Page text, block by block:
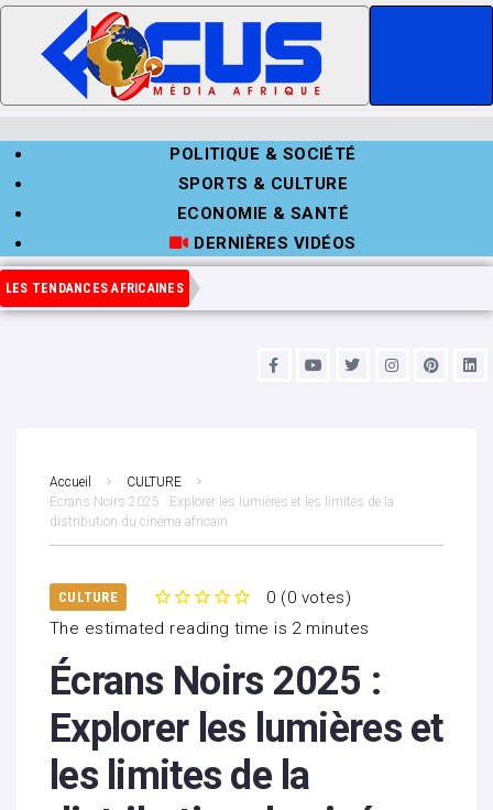
POLITIQUE & SOCIÉTÉ
SPORTS & CULTURE
ECONOMIE & SANTÉ
DERNIÈRES VIDÉOS
LES TENDANCES AFRICAINES
Accueil
CULTURE
Écrans Noirs 2025 : Explorer les lumières et les limites de la
distribution du cinéma africain
CULTURE
5
3
1
0 (0 votes)
The estimated reading time is 2 minutes
Écrans Noirs 2025 :
Explorer les lumières et
les limites de la